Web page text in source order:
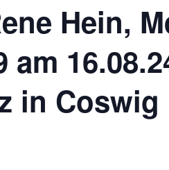
Hein,
in Coswig